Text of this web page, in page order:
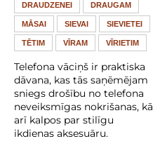
DRAUDZENEI DRAUGAM
MĀSAI SIEVAI SIEVIETEI
TĒTIM VĪRAM VĪRIETIM
Telefona vāciņš ir praktiska
dāvana, kas tās saņēmējam
sniegs drošību no telefona
neveiksmīgas nokrišanas, kā
arī kalpos par stilīgu
ikdienas aksesuāru.